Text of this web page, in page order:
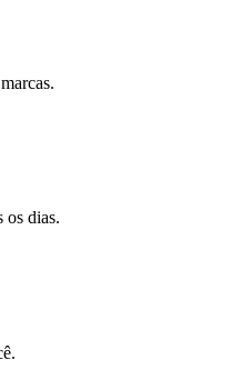
os dias.